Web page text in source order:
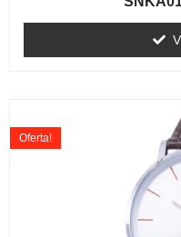
Oferta!